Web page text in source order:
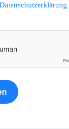
Datenschutzerklärung